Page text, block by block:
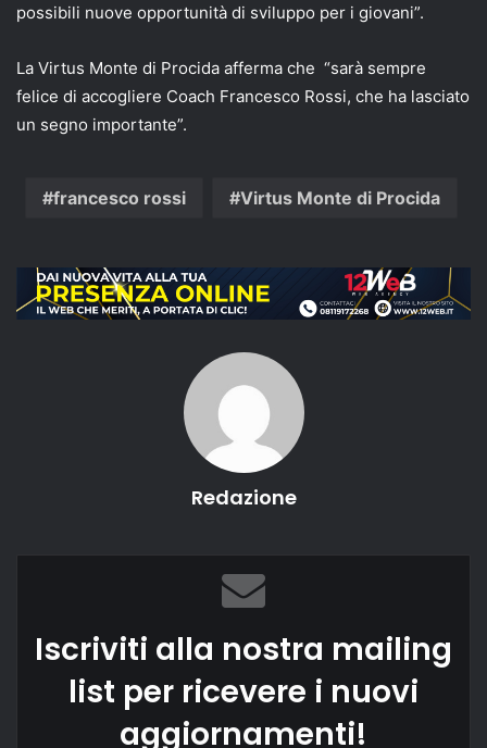
possibili nuove opportunità di sviluppo per i giovani”.
La Virtus Monte di Procida afferma che “sarà sempre
felice di accogliere Coach Francesco Rossi, che ha lasciato
un segno importante”.
francesco rossi Virtus Monte di Procida
Redazione
Iscriviti alla nostra mailing
list per ricevere i nuovi
aggiornamenti!